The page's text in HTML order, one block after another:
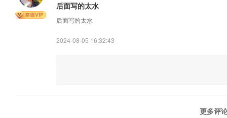
后面写的太水
后面写的太水
2024-08-05 16:32:43
更多评